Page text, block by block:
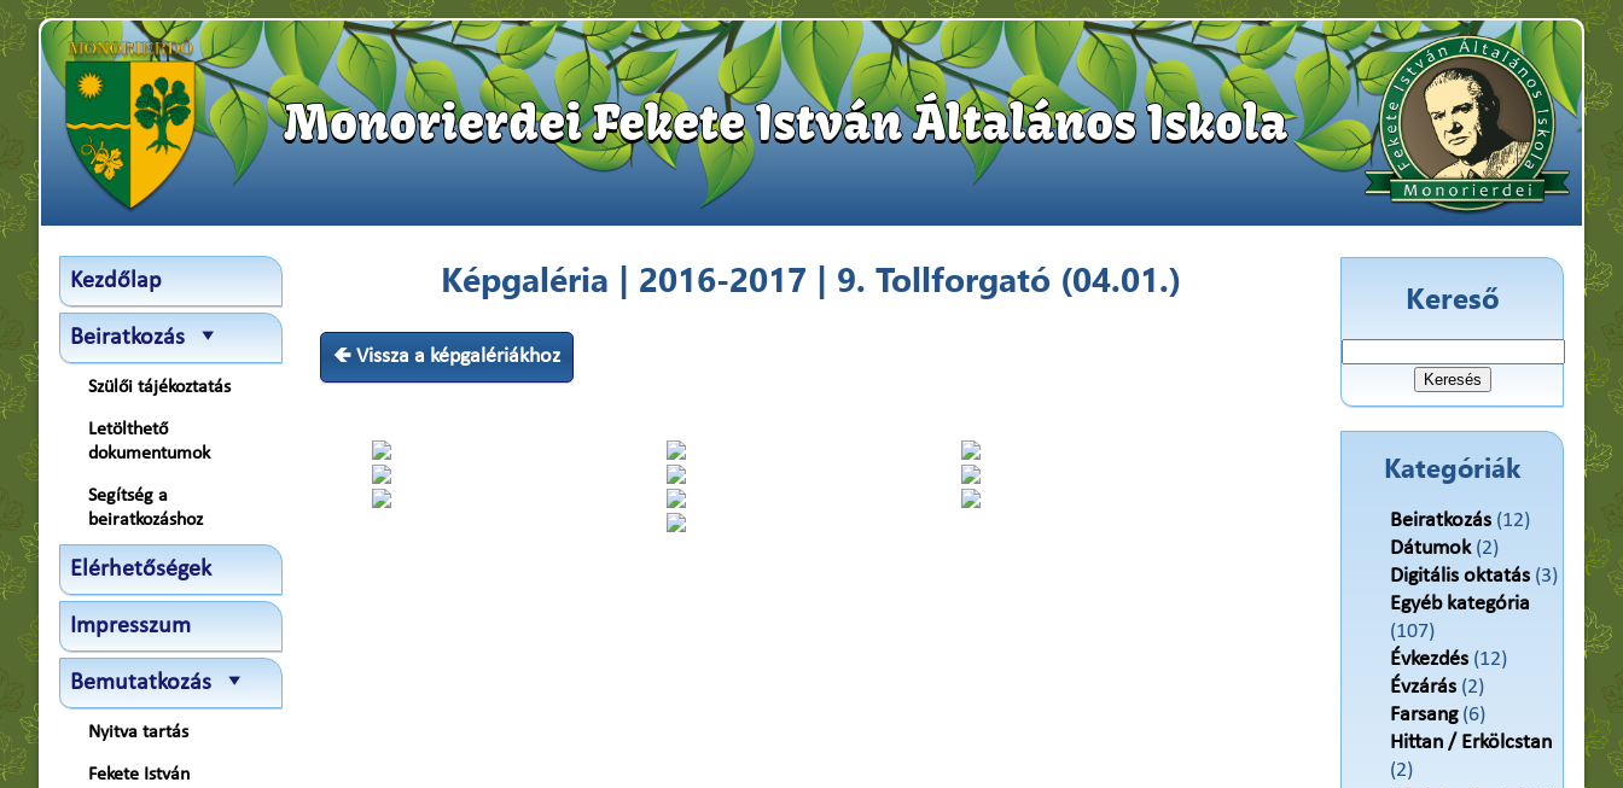
Monorierdei Fekete István Általános Iskola
Kezdőlap
Beiratkozás
Szülői tájékoztatás
Letölthető
dokumentumok
Segítség a
beiratkozáshoz
Elérhetőségek
Impresszum
Bemutatkozás
Nyitva tartás
Fekete István
Képgaléria | 2016-2017 | 9. Tollforgató (04.01.)
🡸 Vissza a képgalériákhoz
Kereső
Kategóriák
Beiratkozás (12)
Dátumok(2)
Digitális oktatás (3)
Egyéb kategória
(107)
Évkezdés (12)
Évzárás (2)
Farsang(6)
Hittan / Erkölcstan
(2)